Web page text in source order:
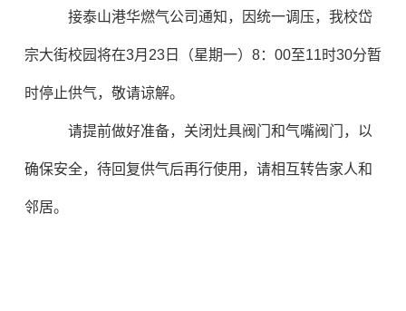
接泰山港华燃气公司通知，因统一调压，我校岱
宗大街校园将在3月23日（星期一）8：00至11时30分暂
时停止供气，敬请谅解。
请提前做好准备，关闭灶具阀门和气嘴阀门，以
确保安全，待回复供气后再行使用，请相互转告家人和
邻居。